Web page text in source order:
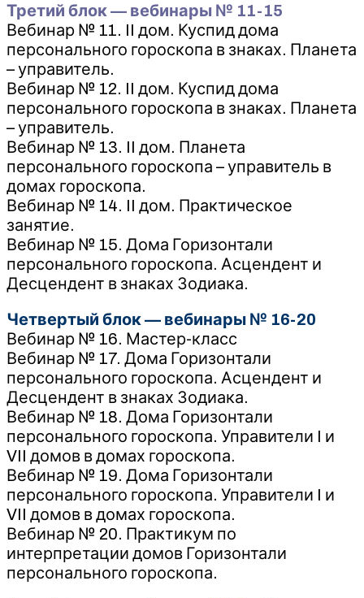
Третий блок — вебинары № 11-15
Вебинар № 11. II дом. Куспид дома
персонального гороскопа в знаках. Планета
– управитель.
Вебинар № 12. II дом. Куспид дома
персонального гороскопа в знаках. Планета
– управитель.
Вебинар № 13. II дом. Планета
персонального гороскопа – управитель в
домах гороскопа.
Вебинар № 14. II дом. Практическое
занятие.
Вебинар № 15. Дома Горизонтали
персонального гороскопа. Асцендент и
Десцендент в знаках Зодиака.
Четвертый блок — вебинары № 16-20
Вебинар № 16. Мастер-класс
Вебинар № 17. Дома Горизонтали
персонального гороскопа. Асцендент и
Десцендент в знаках Зодиака.
Вебинар № 18. Дома Горизонтали
персонального гороскопа. Управители I и
VII домов в домах гороскопа.
Вебинар № 19. Дома Горизонтали
персонального гороскопа. Управители I и
VII домов в домах гороскопа.
Вебинар № 20. Практикум по
интерпретации домов Горизонтали
персонального гороскопа.